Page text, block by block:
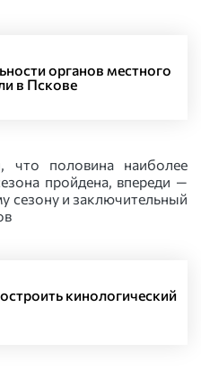
органов местного
в Пскове
что половина наиболее
пройдена, впереди —
сезону и заключительный
кинологический